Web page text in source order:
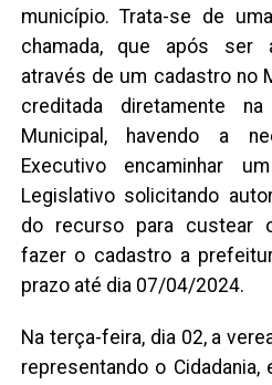
município. Trata-se de
chamada, que após ser
através de um cadastro no
creditada diretamente
Municipal, havendo a
Executivo encaminhar
Legislativo solicitando
do recurso para custear
fazer o cadastro a
prazo até dia 07/04/2024.
Na terça-feira, dia 02, a
representando o Cidadania,